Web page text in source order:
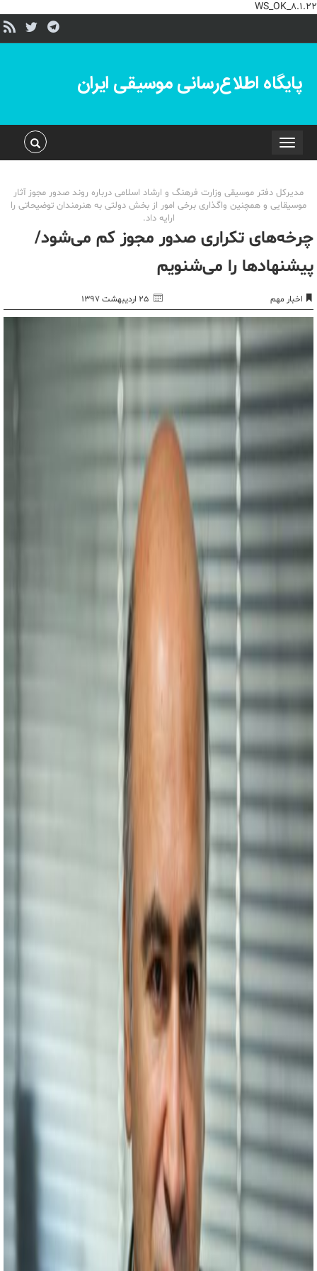
WS_OK_8.1.22
پایگاه اطلاع‌رسانی موسیقی ایران
Toggle
navigation
مدیرکل دفتر موسیقی وزارت فرهنگ و ارشاد اسلامی درباره روند صدور مجوز آثار
موسیقایی و همچنین واگذاری برخی امور از بخش دولتی به هنرمندان توضیحاتی را
ارایه داد.
چرخه‌های تکراری صدور مجوز کم می‌شود/
پیشنهادها را می‌شنویم
اخبار مهم ۲۵ اردیبهشت ۱۳۹۷